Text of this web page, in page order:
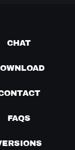
CHAT
FAQS